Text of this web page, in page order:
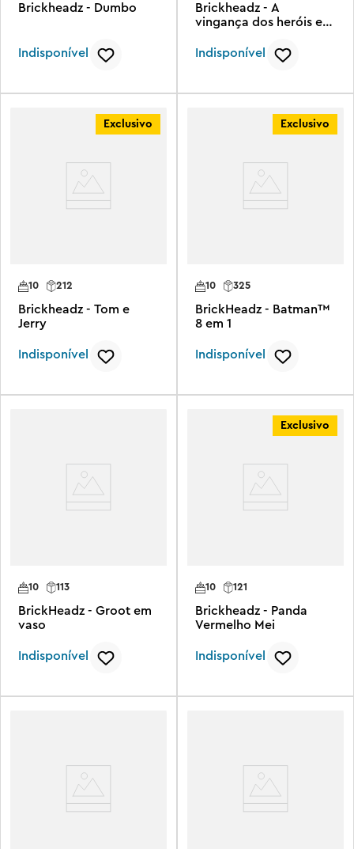
Brickheadz - Dumbo
Indisponível
Brickheadz - A
vingança dos heróis e
Indisponível
Exclusivo
212
10
Brickheadz - Tom e
Jerry
Indisponível
Exclusivo
10 325
BrickHeadz - Batman™
8 em 1
Indisponível
10 113
BrickHeadz - Groot em
vaso
Indisponível
Exclusivo
10 121
Brickheadz - Panda
Vermelho Mei
Indisponível